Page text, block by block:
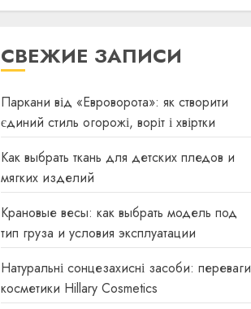
СВЕЖИЕ ЗАПИСИ
Паркани від «Евроворота»: як створити
єдиний стиль огорожі, воріт і хвіртки
Как выбрать ткань для детских пледов и
мягких изделий
Крановые весы: как выбрать модель под
тип груза и условия эксплуатации
Натуральні сонцезахисні засоби: переваги
косметики Hillary Cosmetics